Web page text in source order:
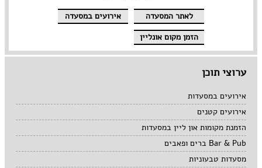
מתוקים
סנדוויץ' בר
לאתר המסעדה
אירועים במסעדה
הזמן מקום אונליין
ערוצי תוכן
אירועים במסעדות
אירועים קטנים
הזמנת מקומות און ליין במסעדות
Bar & Pub ברים ופאבים
מסעדות טבעוניות